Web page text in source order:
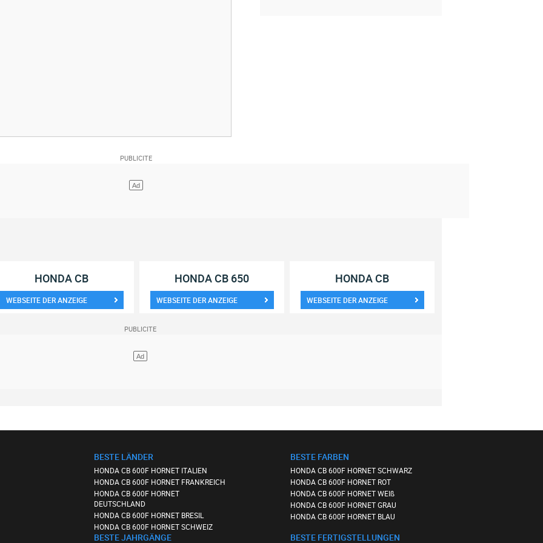
HONDA CB
WEBSEITE DER ANZEIGE
HONDA CB 650
WEBSEITE DER ANZEIGE
HONDA CB
WEBSEITE DER ANZEIGE
BESTE LÄNDER
HONDA CB 600F HORNET ITALIEN
HONDA CB 600F HORNET FRANKREICH
HONDA CB 600F HORNET
DEUTSCHLAND
HONDA CB 600F HORNET BRESIL
HONDA CB 600F HORNET SCHWEIZ
BESTE JAHRGÄNGE
BESTE FARBEN
HONDA CB 600F HORNET SCHWARZ
HONDA CB 600F HORNET ROT
HONDA CB 600F HORNET WEIß
HONDA CB 600F HORNET GRAU
HONDA CB 600F HORNET BLAU
BESTE FERTIGSTELLUNGEN